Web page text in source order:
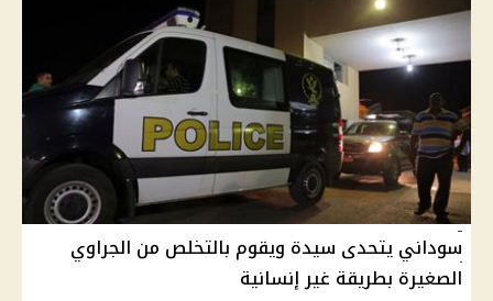
سوداني يتحدى سيدة ويقوم بالتخلص من الجراوي
الصغيرة بطريقة غير إنسانية